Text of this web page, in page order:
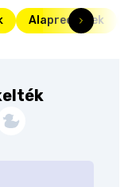
Alapreceptek